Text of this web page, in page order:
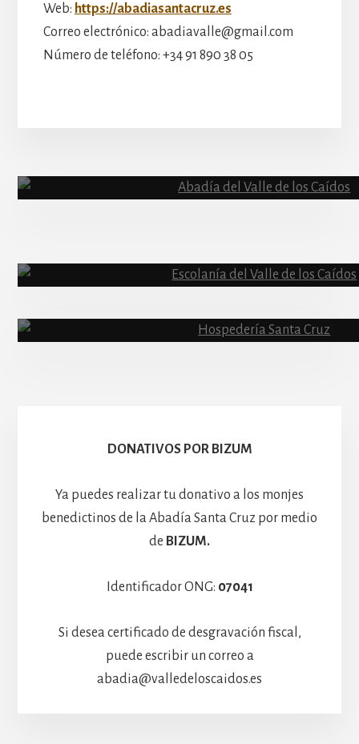
Web: https://abadiasantacruz.es
Correo electrónico: abadiavalle@gmail.com
Número de teléfono: +34 91 890 38 05
Content
Hospedería
DONATIVOS POR BIZUM
Ya puedes realizar tu donativo a los monjes
benedictinos de la Abadía Santa Cruz por medio
de BIZUM.
Identificador ONG: 07041
Si desea certificado de desgravación fiscal,
puede escribir un correo a
abadia@valledeloscaidos.es